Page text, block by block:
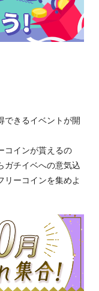
できるイベントが開
コインが貰えるの
ガチイベへの意気込
リーコインを集めよ